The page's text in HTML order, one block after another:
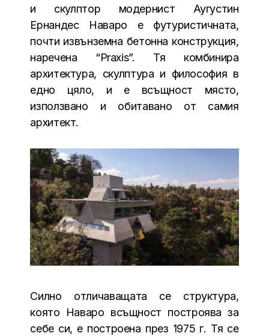
и скулптор модернист Аугустин
Ернандес Наваро e футуристичната,
почти извънземна бетонна конструкция,
наречена “Praxis”. Тя комбинира
архитектура, скулптура и философия в
едно цяло, и е всъщност място,
използвано и обитавано от самия
архитект.
Силно отличаващата се структура,
която Наваро всъщност построява за
себе си, е построена през 1975 г. Тя се